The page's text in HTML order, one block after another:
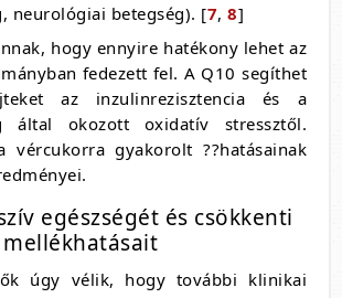
neurológiai betegség). [7, 8]
hogy ennyire hatékony lehet az
fedezett fel. A Q10 segíthet
az inzulinrezisztencia és a
által okozott oxidatív stressztől.
vércukorra gyakorolt ??hatásainak
egészségét és csökkenti
úgy vélik, hogy további klinikai